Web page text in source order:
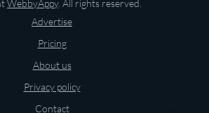
WebbyAppy. All rights reserved.
Advertise
Pricing
About us
Privacy policy
Contact